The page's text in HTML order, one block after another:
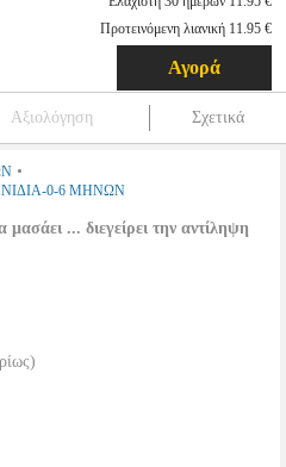
Προτεινόμενη λιανική 11.95 €
Αγορά
Αξιολόγηση Σχετικά
•
0-6 ΜΗΝΩΝ
... διεγείρει την αντίληψη